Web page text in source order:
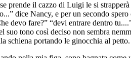
prende il cazzo di Luigi le si strapperà
dice Nancy, e per un secondo spero
devo fare?” “devi entrare dentro
suo tono così deciso non sembra
schiena portando le ginocchia al petto.